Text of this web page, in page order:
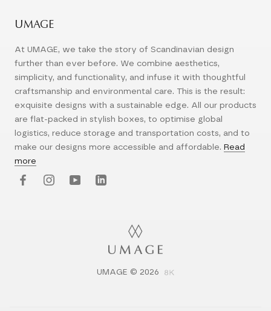
UMAGE
At UMAGE, we take the story of Scandinavian design
further than ever before. We combine aesthetics,
simplicity, and functionality, and infuse it with thoughtful
craftsmanship and environmental care. This is the result:
exquisite designs with a sustainable edge. All our products
are flat-packed in stylish boxes, to optimise global
logistics, reduce storage and transportation costs, and to
make our designs more accessible and affordable. Read
more
UMAGE © 2026